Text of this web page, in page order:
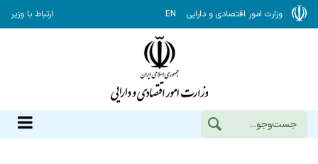
وزارت امور اقتصادی و دارایی EN ارتباط با وزیر